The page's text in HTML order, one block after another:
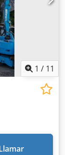
600 mm de
Transporte:
35,5
1 / 11